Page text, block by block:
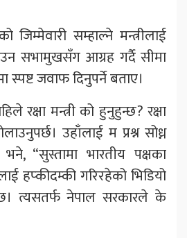
जिम्मेवारी सम्हाल्ने मन्त्रीलाई
सभामुखसँग आग्रह गर्दै सीमा
स्पष्ट जवाफ दिनुपर्ने बताए।
रक्षा मन्त्री को हुनुहुन्छ? रक्षा
उहाँलाई म प्रश्न सोध्न
“सुस्तामा भारतीय पक्षका
हप्कीदम्की गरिरहेको भिडियो
त्यसतर्फ नेपाल सरकारले के